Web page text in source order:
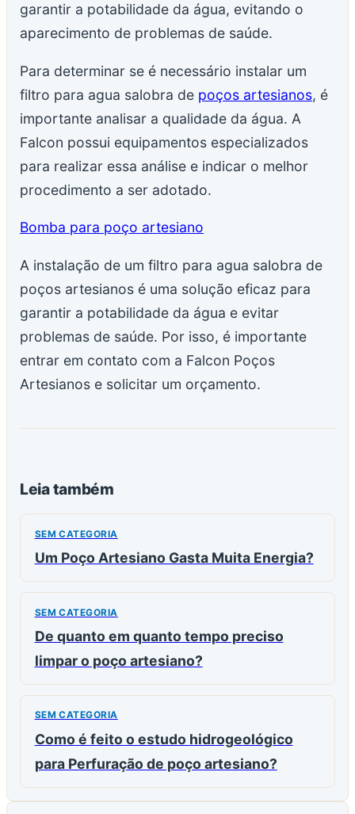
garantir a potabilidade da água, evitando o
aparecimento de problemas de saúde.
Para determinar se é necessário instalar um
filtro para agua salobra de poços artesianos, é
importante analisar a qualidade da água. A
Falcon possui equipamentos especializados
para realizar essa análise e indicar o melhor
procedimento a ser adotado.
Bomba para poço artesiano
A instalação de um filtro para agua salobra de
poços artesianos é uma solução eficaz para
garantir a potabilidade da água e evitar
problemas de saúde. Por isso, é importante
entrar em contato com a Falcon Poços
Artesianos e solicitar um orçamento.
Leia também
SEM CATEGORIA
Um Poço Artesiano Gasta Muita Energia?
SEM CATEGORIA
De quanto em quanto tempo preciso
limpar o poço artesiano?
SEM CATEGORIA
Como é feito o estudo hidrogeológico
para Perfuração de poço artesiano?